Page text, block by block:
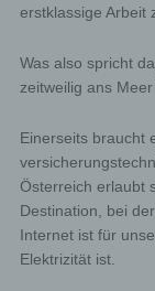
erstklassige Arbeit
Was also spricht
zeitweilig ans
Einerseits braucht
Österreich erlaubt
Destination, bei
Internet ist für
Elektrizität ist.